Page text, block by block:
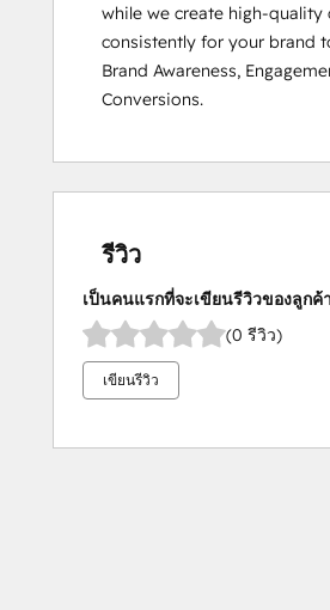
while we create high-quality
consistently for your brand
Brand Awareness,
Conversions.
รีวิว
เป็นคนแรกที่จะเขียนรีวิวของลูกค้า
(0 รีวิว)
เขียนรีวิว